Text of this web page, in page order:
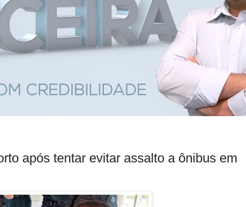
após tentar evitar assalto a ônibus em